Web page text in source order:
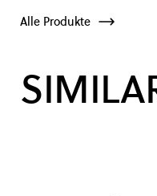
Alle Produkte